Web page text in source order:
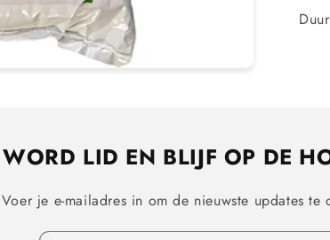
WORD LID EN BLIJF OP DE
Voer je e-mailadres in om de nieuwste updates te